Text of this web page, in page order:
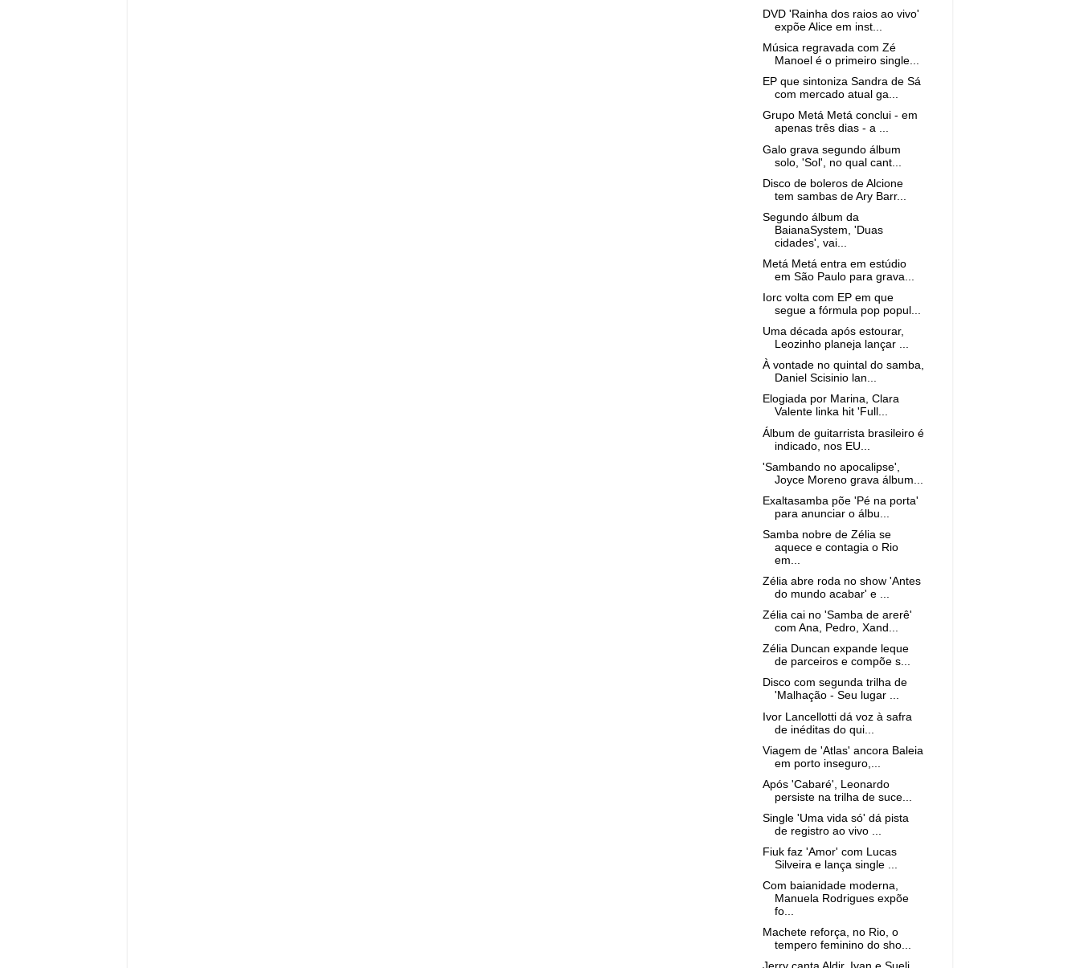
DVD 'Rainha dos raios ao vivo'
expõe Alice em inst...
Música regravada com Zé
Manoel é o primeiro single...
EP que sintoniza Sandra de Sá
com mercado atual ga...
Grupo Metá Metá conclui - em
apenas três dias - a ...
Galo grava segundo álbum
solo, 'Sol', no qual cant...
Disco de boleros de Alcione
tem sambas de Ary Barr...
Segundo álbum da
BaianaSystem, 'Duas
cidades', vai...
Metá Metá entra em estúdio
em São Paulo para grava...
Iorc volta com EP em que
segue a fórmula pop popul...
Uma década após estourar,
Leozinho planeja lançar ...
À vontade no quintal do samba,
Daniel Scisinio lan...
Elogiada por Marina, Clara
Valente linka hit 'Full...
Álbum de guitarrista brasileiro é
indicado, nos EU...
'Sambando no apocalipse',
Joyce Moreno grava álbum...
Exaltasamba põe 'Pé na porta'
para anunciar o álbu...
Samba nobre de Zélia se
aquece e contagia o Rio
em...
Zélia abre roda no show 'Antes
do mundo acabar' e ...
Zélia cai no 'Samba de arerê'
com Ana, Pedro, Xand...
Zélia Duncan expande leque
de parceiros e compõe s...
Disco com segunda trilha de
'Malhação - Seu lugar ...
Ivor Lancellotti dá voz à safra
de inéditas do qui...
Viagem de 'Atlas' ancora Baleia
em porto inseguro,...
Após 'Cabaré', Leonardo
persiste na trilha de suce...
Single 'Uma vida só' dá pista
de registro ao vivo ...
Fiuk faz 'Amor' com Lucas
Silveira e lança single ...
Com baianidade moderna,
Manuela Rodrigues expõe
fo...
Machete reforça, no Rio, o
tempero feminino do sho...